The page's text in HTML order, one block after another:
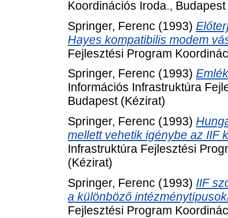
Koordinációs Iroda.,
Springer, Ferenc (1993)
Hayes kompatibilis modem
Fejlesztési Program
Springer, Ferenc (1993)
Információs Infrastruktúra
Budapest (Kézirat)
Springer, Ferenc (1993)
mellett vehetik igénybe az IIF
Infrastruktúra Fejlesztési
(Kézirat)
Springer, Ferenc (1993) IIF
a különböző
Fejlesztési Program